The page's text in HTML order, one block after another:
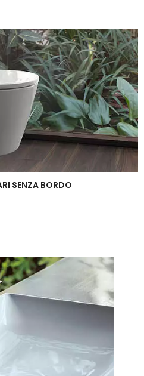
SENZA BORDO